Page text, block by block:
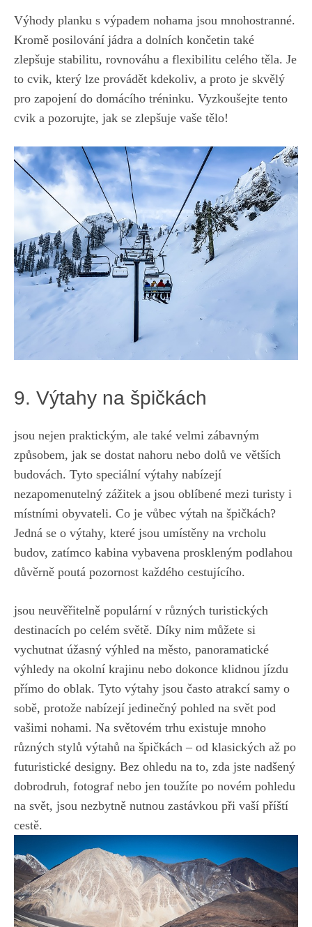
Výhody planku s výpadem nohama jsou mnohostranné.⁣
Kromě posilování jádra a dolních končetin‍ také
zlepšuje stabilitu, rovnováhu ‍a flexibilitu celého těla. Je
to‍ cvik, který lze provádět kdekoliv, a ​proto ⁣je skvělý
pro zapojení do domácího tréninku. Vyzkoušejte tento
cvik a ⁢pozorujte, jak se zlepšuje ⁢vaše ⁤tělo!
9. Výtahy na špičkách
jsou nejen praktickým, ale také velmi zábavným
způsobem, jak se dostat nahoru nebo dolů ve větších‍
budovách. ​Tyto speciální výtahy nabízejí
nezapomenutelný zážitek a jsou oblíbené mezi turisty i
místními obyvateli. Co je vůbec výtah ‌na špičkách?
Jedná se o‌ výtahy,‌ které ‍jsou⁤ umístěny na vrcholu
‌budov, zatímco kabina vybavena proskleným podlahou
⁣důvěrně poutá pozornost každého cestujícího.
jsou neuvěřitelně populární v ⁣různých turistických
destinacích ⁣po celém světě. Díky⁢ nim můžete​ si
vychutnat úžasný výhled ‍na město, panoramatické
výhledy ‍na okolní krajinu nebo dokonce klidnou jízdu
přímo do oblak.​ Tyto⁤ výtahy jsou často atrakcí samy ⁣o
sobě, protože nabízejí‌ jedinečný ⁢pohled​ na svět pod
vašimi nohami. Na světovém trhu existuje⁢ mnoho
různých stylů výtahů na ​špičkách – od klasických až po
futuristické designy. Bez ohledu na to, zda jste nadšený
dobrodruh, fotograf nebo jen toužíte po novém pohledu
na svět, jsou nezbytně nutnou zastávkou‍ při vaší příští
cestě.